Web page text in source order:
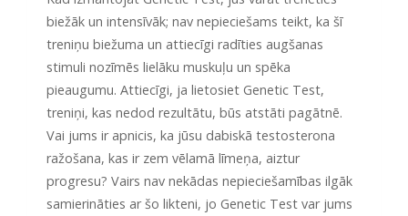
biežāk un intensīvāk; nav nepieciešams teikt, ka šī
treniņu biežuma un attiecīgi radīties augšanas
stimuli nozīmēs lielāku muskuļu un spēka
pieaugumu. Attiecīgi, ja lietosiet Genetic Test,
treniņi, kas nedod rezultātu, būs atstāti pagātnē.
Vai jums ir apnicis, ka jūsu dabiskā testosterona
ražošana, kas ir zem vēlamā līmeņa, aiztur
progresu? Vairs nav nekādas nepieciešamības ilgāk
samierināties ar šo likteni, jo Genetic Test var jums